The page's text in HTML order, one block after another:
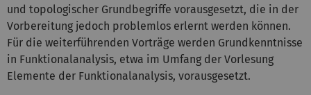
und topologischer Grundbegriffe vorausgesetzt, die in der
Vorbereitung jedoch problemlos erlernt werden können.
Für die weiterführenden Vorträge werden Grundkenntnisse
in Funktionalanalysis, etwa im Umfang der Vorlesung
Elemente der Funktionalanalysis, vorausgesetzt.